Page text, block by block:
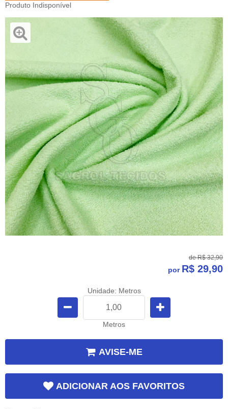
Produto Indisponível
de R$ 32,90
por R$ 29,90
Unidade: Metros
Metros
AVISE-ME
ADICIONAR AOS FAVORITOS